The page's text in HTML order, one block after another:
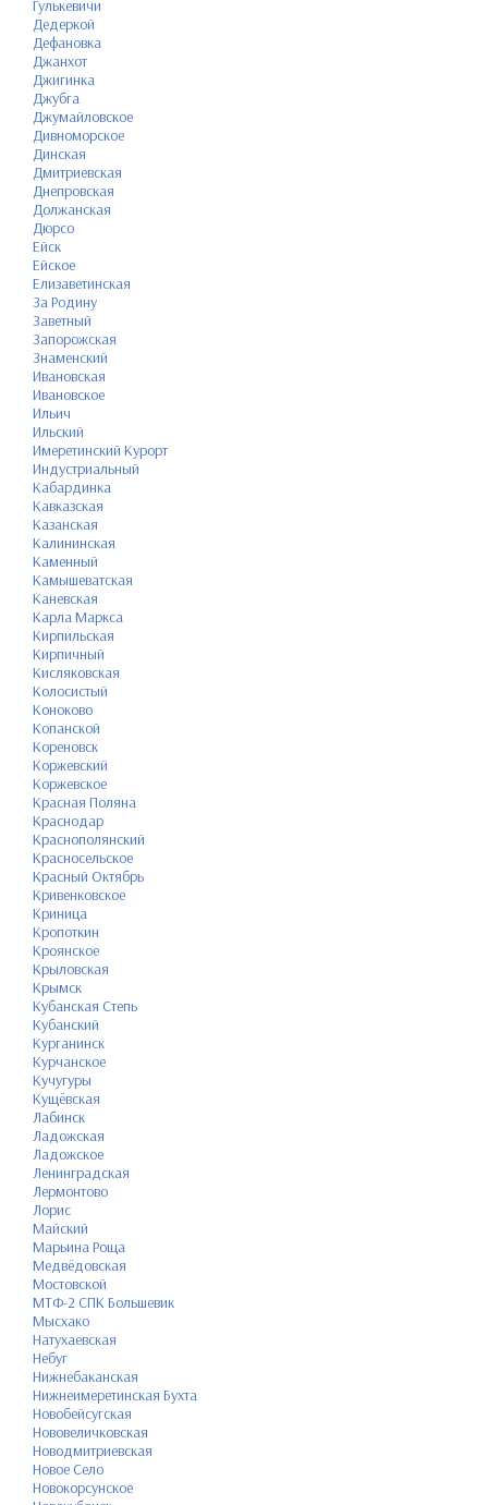
Гулькевичи
Дедеркой
Дефановка
Джанхот
Джигинка
Джубга
Джумайловское
Дивноморское
Динская
Дмитриевская
Днепровская
Должанская
Дюрсо
Ейск
Ейское
Елизаветинская
За Родину
Заветный
Запорожская
Знаменский
Ивановская
Ивановское
Ильич
Ильский
Имеретинский Курорт
Индустриальный
Кабардинка
Кавказская
Казанская
Калининская
Каменный
Камышеватская
Каневская
Карла Маркса
Кирпильская
Кирпичный
Кисляковская
Колосистый
Коноково
Копанской
Кореновск
Коржевский
Коржевское
Красная Поляна
Краснодар
Краснополянский
Красносельское
Красный Октябрь
Кривенковское
Криница
Кропоткин
Кроянское
Крыловская
Крымск
Кубанская Степь
Кубанский
Курганинск
Курчанское
Кучугуры
Кущёвская
Лабинск
Ладожская
Ладожское
Ленинградская
Лермонтово
Лорис
Майский
Марьина Роща
Медвёдовская
Мостовской
МТФ-2 СПК Большевик
Мысхако
Натухаевская
Небуг
Нижнебаканская
Нижнеимеретинская Бухта
Новобейсугская
Нововеличковская
Новодмитриевская
Новое Село
Новокорсунское